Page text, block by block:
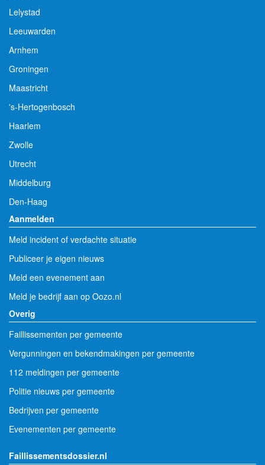
Lelystad
Leeuwarden
Arnhem
Groningen
Maastricht
's-Hertogenbosch
Haarlem
Zwolle
Utrecht
Middelburg
Den-Haag
Aanmelden
Meld incident of verdachte situatie
Publiceer je eigen nieuws
Meld een evenement aan
Meld je bedrijf aan op Oozo.nl
Overig
Faillissementen per gemeente
Vergunningen en bekendmakingen per gemeente
112 meldingen per gemeente
Politie nieuws per gemeente
Bedrijven per gemeente
Evenementen per gemeente
Faillissementsdossier.nl